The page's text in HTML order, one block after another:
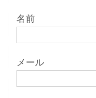
名前
メール